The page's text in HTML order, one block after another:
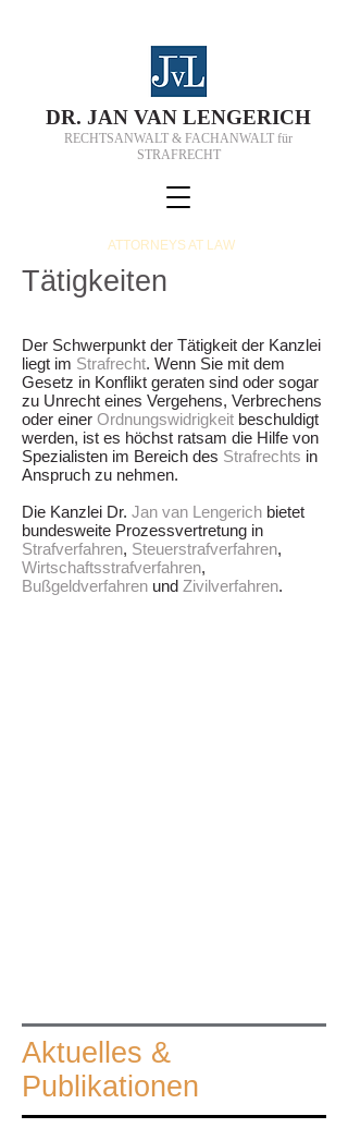
DR. JAN VAN LENGERICH
RECHTSANWALT & FACHANWALT für
STRAFRECHT
ATTORNEYS AT LAW
Tätigkeiten
Der Schwerpunkt der Tätigkeit der Kanzlei
liegt im Strafrecht. Wenn Sie mit dem
Gesetz in Konflikt geraten sind oder sogar
zu Unrecht eines Vergehens, Verbrechens
oder einer Ordnungswidrigkeit beschuldigt
werden, ist es höchst ratsam die Hilfe von
Spezialisten im Bereich des Strafrechts in
Anspruch zu nehmen.
Die Kanzlei Dr. Jan van Lengerich bietet
bundesweite Prozessvertretung in
Strafverfahren, Steuerstrafverfahren,
Wirtschaftsstrafverfahren,
Bußgeldverfahren und Zivilverfahren.
Aktuelles &
Publikationen